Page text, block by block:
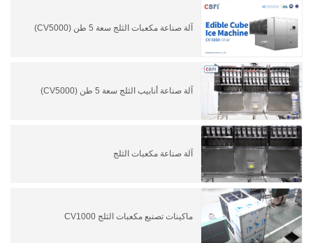
آلة صناعة مكعبات الثلج سعة 5 طن (CV5000)
آلة صناعة أنابيب الثلج سعة 5 طن (CV5000)
آلة صناعة مكعبات الثلج
ماكينات تصنيع مكعبات الثلج CV1000